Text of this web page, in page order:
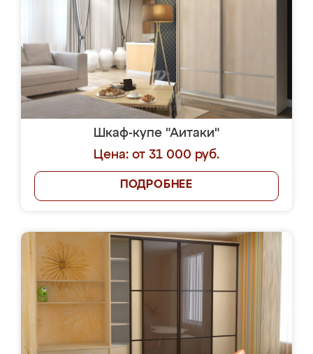
Шкаф-купе "Аитаки"
Цена: от 31 000 руб.
ПОДРОБНЕЕ